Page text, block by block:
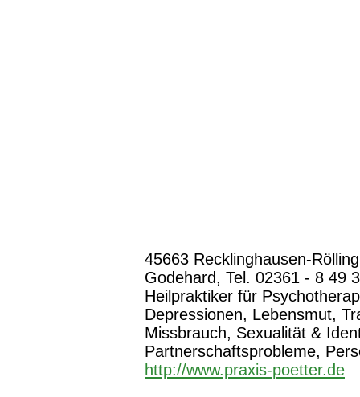
45663 Recklinghausen-
Godehard, Tel. 02361 - 8 49
Heilpraktiker für
Depressionen, Lebensmut,
Missbrauch, Sexualität &
Partnerschaftsprobleme,
http://www.praxis-poetter.de